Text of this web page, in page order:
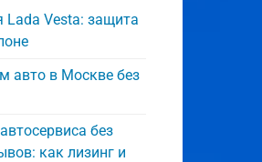
Lada Vesta: защита
авто в Москве без
без
как лизинг и